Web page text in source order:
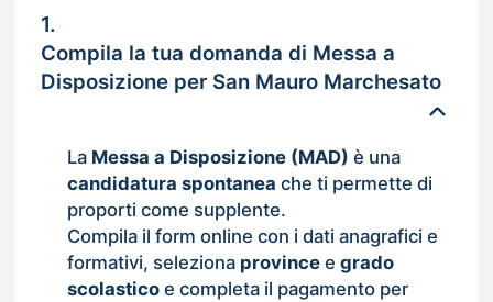
1.
Compila la tua domanda di Messa a
Disposizione per San Mauro Marchesato
La Messa a Disposizione (MAD) è una
candidatura spontanea che ti permette di
proporti come supplente.
Compila il form online con i dati anagrafici e
formativi, seleziona provincee grado
scolasticoe completa il pagamento per